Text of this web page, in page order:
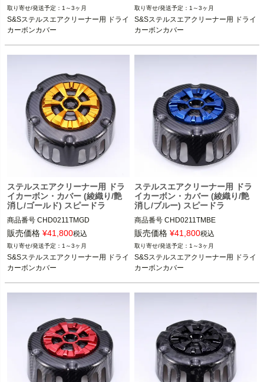
1～3ヶ月
S&Sステルスエアクリーナー用 ドライ
カーボンカバー
1～3ヶ月
S&Sステルスエアクリーナー用 ドライ
カーボンカバー
ステルスエアクリーナー用 ドラ
イカーボン・カバー (綾織り/艶
消し/ゴールド) スピードラ
商品番号 CHD0211TMGD
販売価格 ¥41,800税込
1～3ヶ月
S&Sステルスエアクリーナー用 ドライ
カーボンカバー
ステルスエアクリーナー用 ドラ
イカーボン・カバー (綾織り/艶
消し/ブルー) スピードラ
商品番号 CHD0211TMBE
販売価格 ¥41,800税込
1～3ヶ月
S&Sステルスエアクリーナー用 ドライ
カーボンカバー